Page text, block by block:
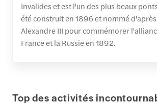
Invalides et est l'un des plus beaux
été construit en 1896 et nommé
Alexandre III pour commémorer
France et la Russie en 1892.
Top des activités